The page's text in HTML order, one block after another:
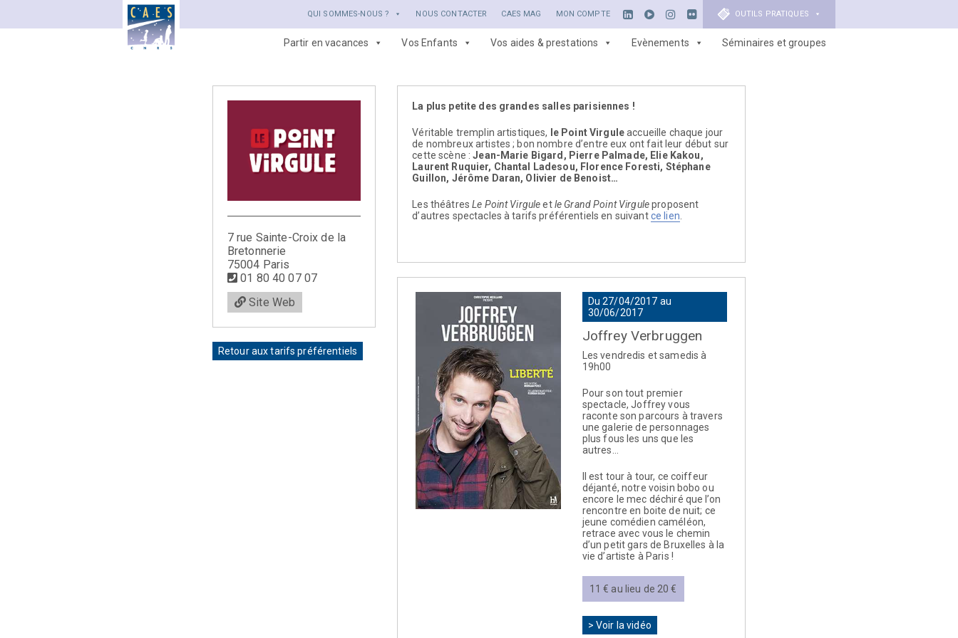
QUI SOMMES-NOUS ? NOUS CONTACTER CAES MAG MON COMPTE OUTILS PRATIQUES
Partir en vacances Vos Enfants Vos aides & prestations Evènements Séminaires et groupes
7 rue Sainte-Croix de la
Bretonnerie
75004 Paris
01 80 40 07 07
Site Web
Retour aux tarifs préférentiels
La plus petite des grandes salles parisiennes !
Véritable tremplin artistiques, le Point Virguleaccueille chaque jour
de nombreux artistes ; bon nombre d’entre eux ont fait leur début sur
cette scène :Jean-Marie Bigard, Pierre Palmade, Elie Kakou,
Laurent Ruquier, Chantal Ladesou, Florence Foresti, Stéphane
Guillon, Jérôme Daran, Olivier de Benoist…
Les théâtresLe Point Virguleetle Grand Point Virguleproposent
d’autres spectacles à tarifs préférentiels en suivantce lien
Du 27/04/2017 au
30/06/2017
Joffrey Verbruggen
Les vendredis et samedis à
19h00
Pour son tout premier
spectacle, Joffrey vous
raconte son parcours à travers
une galerie de personnages
plus fous les uns que les
autres…
Il est tour à tour, ce coiffeur
déjanté, notre voisin bobo ou
encore le mec déchiré que l’on
rencontre en boite de nuit; ce
jeune comédien caméléon,
retrace avec vous le chemin
d’un petit gars de Bruxelles à la
vie d’artiste à Paris !
11 € au lieu de 20 €
> Voir la vidéo